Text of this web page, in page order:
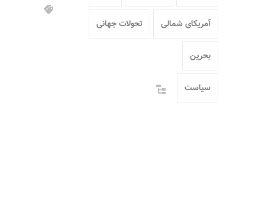
آمریکای شمالی تحولات جهانی
بحرین
سیاست